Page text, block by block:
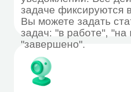
Синхронизация с Active
Directory и другими
Устойчивость архитектуры и
постоянный доступ к данным
Полный контроль над
внутри компании
Модель предоставления услуг
premises